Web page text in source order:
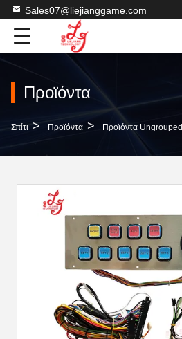
Sales07@liejianggame.com
Προϊόντα
Σπίτι > Προϊόντα > Προϊόντα Ungrouped